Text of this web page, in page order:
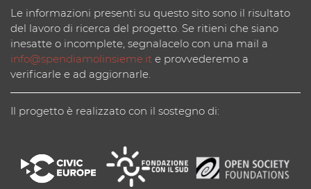
Le informazioni presenti su questo sito sono il risultato
del lavoro di ricerca del progetto. Se ritieni che siano
inesatte o incomplete, segnalacelo con una mail a
info@spendiamolinsieme.it e provvederemo a
verificarle e ad aggiornarle.
Il progetto è realizzato con il sostegno di: